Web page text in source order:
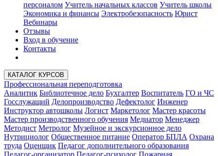
персоналом Учитель начальных классов Учитель школы
Экономика и финансы Электробезопасность Юрист
Вебинары
Отзывы
Вход в обучение
Контакты
КАТАЛОГ КУРСОВ
Профессиональная переподготовка
Аналитик Библиотечное дело Бухгалтер Воспитатель ГО и ЧС
Госслужащий Делопроизводство Дефектолог Инженер
Инструктор автошколы Логист Маркетолог Мастер красоты
Мастер производственного обучения Медиатор Менеджер
Методист Метролог Музейное и экскурсионное дело
Нутрициолог Общественное питание Оператор БПЛА Охрана
труда Оценщик Педагог дополнительного образования
Педагог-организатор Педагог-психолог Пожарная